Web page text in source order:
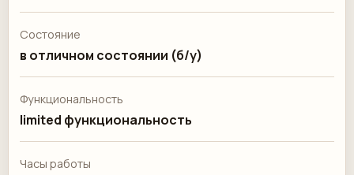
Состояние
в отличном состоянии (б/у)
Функциональность
limited функциональность
Часы работы